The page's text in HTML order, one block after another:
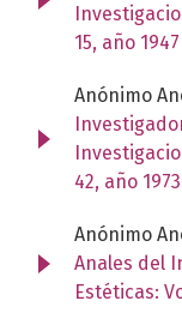
15, año 1947
Anónimo
42, año 1973
Anónimo
Anales del
Estéticas: